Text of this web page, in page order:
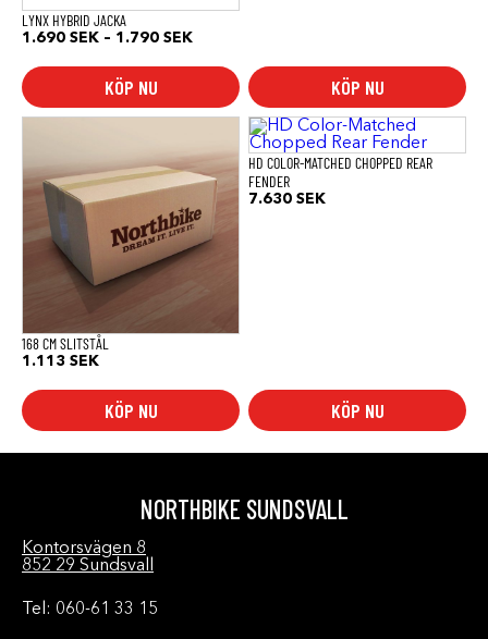
LYNX HYBRID JACKA
1.690 SEK – 1.790 SEKPrisintervall:
1.790 SEK
KÖP NU
produktsidan
KÖP NU
168 CM SLITSTÅL
1.113 SEK
KÖP NU
HD COLOR-MATCHED CHOPPED REAR
FENDER
7.630 SEK
KÖP NU
NORTHBIKE SUNDSVALL
Kontorsvägen 8
852 29 Sundsvall
Tel: 060-61 33 15